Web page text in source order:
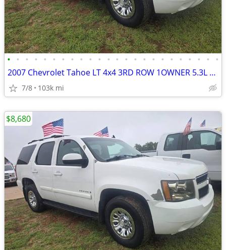
• • • • • • • • • • • • • • • • • • • • • • • •
2007 Chevrolet Tahoe LT 4x4 3RD ROW 1OWNER 5.3L RUNS&DRIVES GREAT A/
7/8 103k mi
$8,680